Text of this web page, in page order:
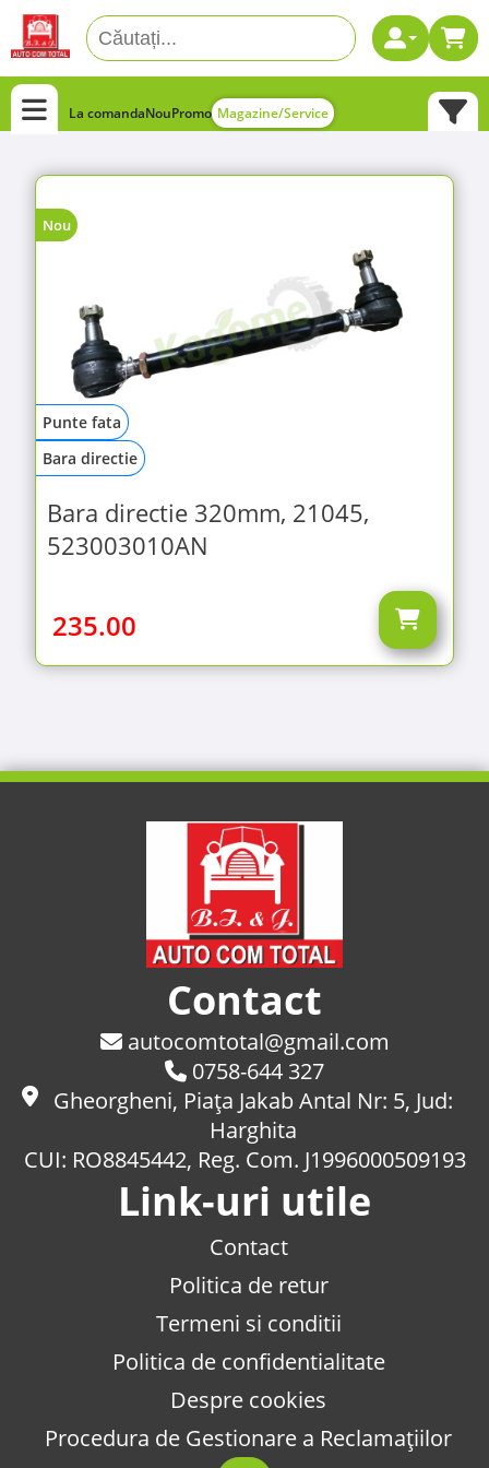
La comandaNouPromo Magazine/Service
Nou
Punte fata
Bara directie
Bara directie 320mm, 21045,
523003010AN
235.00
Contact
autocomtotal@gmail.com
0758-644 327
Gheorgheni, Piaţa Jakab Antal Nr: 5, Jud:
Harghita
CUI: RO8845442, Reg. Com. J1996000509193
Link-uri utile
Contact
Politica de retur
Termeni si conditii
Politica de confidentialitate
Despre cookies
Procedura de Gestionare a Reclamațiilor